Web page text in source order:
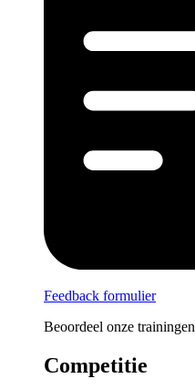
Feedback formulier
Beoordeel onze trainingen
Competitie